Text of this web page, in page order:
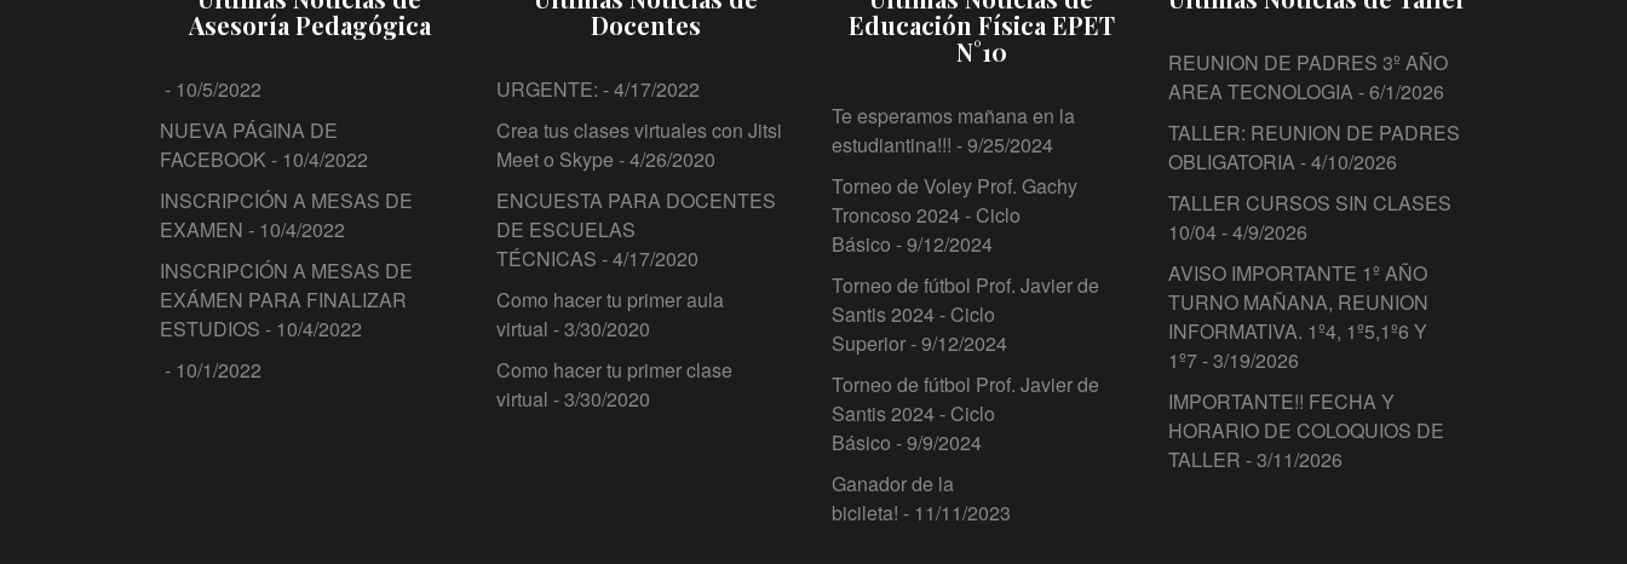
Asesoría Pedagógica
- 10/5/2022
NUEVA PÁGINA DE
FACEBOOK - 10/4/2022
INSCRIPCIÓN A MESAS DE
EXAMEN - 10/4/2022
INSCRIPCIÓN A MESAS DE
EXÁMEN PARA FINALIZAR
ESTUDIOS - 10/4/2022
- 10/1/2022
Docentes
URGENTE: - 4/17/2022
Crea tus clases virtuales con Jitsi
Meet o Skype - 4/26/2020
ENCUESTA PARA DOCENTES
DE ESCUELAS
TÉCNICAS - 4/17/2020
Como hacer tu primer aula
virtual - 3/30/2020
Como hacer tu primer clase
virtual - 3/30/2020
Educación Física EPET
N°10
Te esperamos mañana en la
estudiantina!!! - 9/25/2024
Torneo de Voley Prof. Gachy
Troncoso 2024 - Ciclo
Básico - 9/12/2024
Torneo de fútbol Prof. Javier de
Santis 2024 - Ciclo
Superior- 9/12/2024
Torneo de fútbol Prof. Javier de
Santis 2024 - Ciclo
Básico - 9/9/2024
Ganador de la
bicileta! - 11/11/2023
REUNION DE PADRES 3º AÑO
AREA TECNOLOGIA- 6/1/2026
TALLER: REUNION DE PADRES
OBLIGATORIA- 4/10/2026
TALLER CURSOS SIN CLASES
10/04- 4/9/2026
AVISO IMPORTANTE 1º AÑO
TURNO MAÑANA, REUNION
INFORMATIVA. 1º4, 1º5,1º6 Y
1º7- 3/19/2026
IMPORTANTE!! FECHA Y
HORARIO DE COLOQUIOS DE
TALLER - 3/11/2026